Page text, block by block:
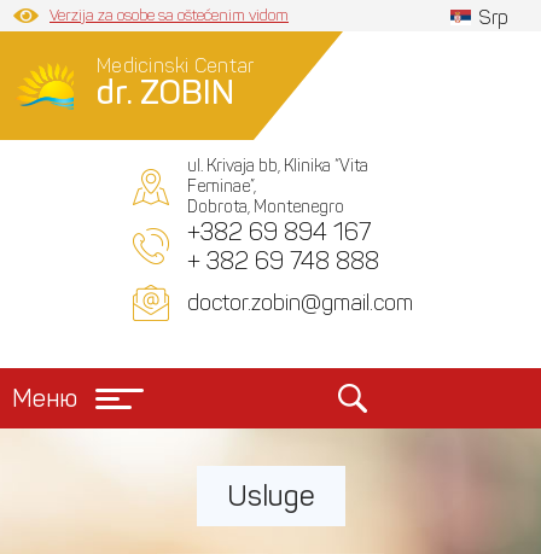
Srp
Verzija za osobe sa oštećenim vidom
Medicinski Centar
dr. ZOBIN
ul. Krivaja bb, Klinika “Vita
Feminae”,
Dobrota, Montenegro
+382 69 894 167
+ 382 69 748 888
doctor.zobin@gmail.com
Меню
Usluge